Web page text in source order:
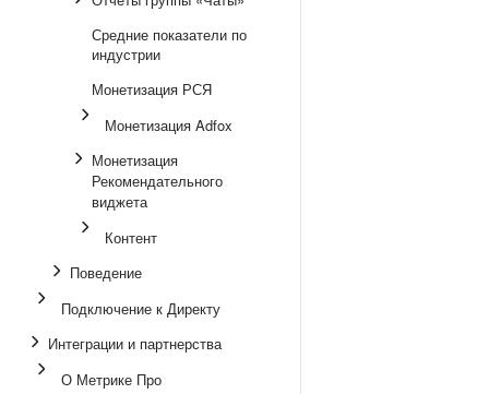
Средние показатели по
индустрии
Монетизация РСЯ
Монетизация Adfox
Монетизация
Рекомендательного
виджета
Контент
Поведение
Подключение к Директу
Интеграции и партнерства
О Метрике Про